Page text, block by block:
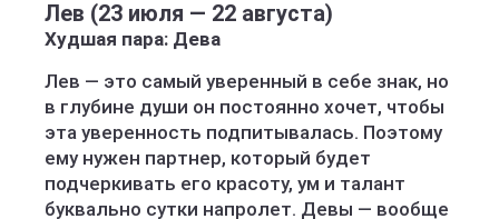
Лев (23 июля — 22 августа)
Худшая пара: Дева
Лев — это самый уверенный в себе знак, но
в глубине души он постоянно хочет, чтобы
эта уверенность подпитывалась. Поэтому
ему нужен партнер, который будет
подчеркивать его красоту, ум и талант
буквально сутки напролет. Девы — вообще